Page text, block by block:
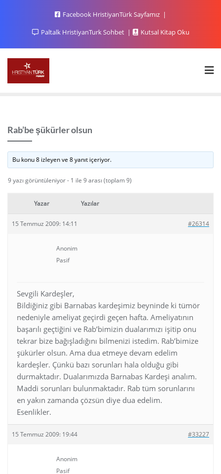
Facebook HristiyanTürk Sayfamız
Paltalk HristiyanTurk Sohbet
Kutsal Kitap Oku
Rab’be şükürler olsun
Bu konu 8 izleyen ve 8 yanıt içeriyor.
9 yazı görüntüleniyor - 1 ile 9 arası (toplam 9)
Yazar Yazılar
15 Temmuz 2009: 14:11 #26314
Anonim
Pasif
Sevgili Kardeşler,
Bildiğiniz gibi Barnabas kardeşimiz beyninde ki tümör
nedeniyle ameliyat geçirdi geçen hafta. Ameliyatının
başarılı geçtiğini ve Rab’bimizin dualarımızı işitip onu
tekrar bize bağışladığını bilmenizi istedim. Rab’bimize
şükürler olsun. Ama dua etmeye devam edelim
kardeşler. Çünkü bazı sorunları hala olduğu gibi
durmaktadır. Dualarımızda Barnabas Kardeşi analım.
Maddi sorunları bulunmaktadır. Rab tüm sorunlarını
en yakın zamanda çözsün diye dua edelim.
Esenlikler.
15 Temmuz 2009: 19:44 #33227
Anonim
Pasif